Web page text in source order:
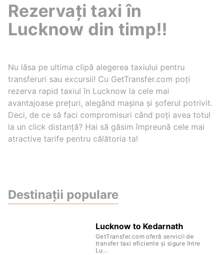
Rezervați taxi în
Lucknow din timp!!
Nu lăsa pe ultima clipă alegerea taxiului pentru
transferuri sau excursii! Cu GetTransfer.com poți
rezerva rapid taxiul în Lucknow la cele mai
avantajoase prețuri, alegând mașina și șoferul potrivit.
Deci, de ce să faci compromisuri când poți avea totul
la un click distanță? Hai să găsim împreună cele mai
atractive tarife pentru călătoria ta!
Destinații populare
Lucknow to Kedarnath
GetTransfer.com oferă servicii de
transfer taxi eficiente și sigure între
Lu...